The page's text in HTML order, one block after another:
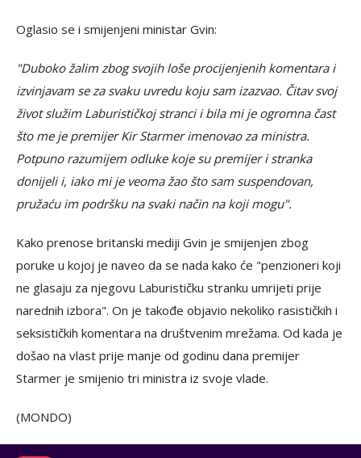
Oglasio se i smijenjeni ministar Gvin:
"Duboko žalim zbog svojih loše procijenjenih komentara i
izvinjavam se za svaku uvredu koju sam izazvao. Čitav svoj
život služim Laburističkoj stranci i bila mi je ogromna čast
što me je premijer Kir Starmer imenovao za ministra.
Potpuno razumijem odluke koje su premijer i stranka
donijeli i, iako mi je veoma žao što sam suspendovan,
pružaću im podršku na svaki način na koji mogu".
Kako prenose britanski mediji Gvin je smijenjen zbog
poruke u kojoj je naveo da se nada kako će "penzioneri koji
ne glasaju za njegovu Laburističku stranku umrijeti prije
narednih izbora". On je takođe objavio nekoliko rasističkih i
seksističkih komentara na društvenim mrežama. Od kada je
došao na vlast prije manje od godinu dana premijer
Starmer je smijenio tri ministra iz svoje vlade.
(MONDO)